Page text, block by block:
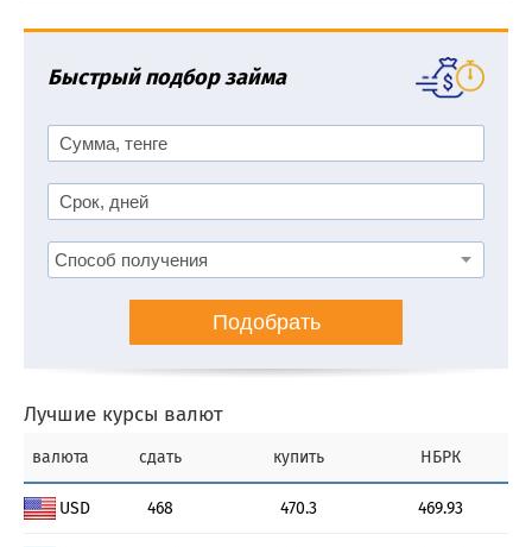
Быстрый подбор займа
Подобрать
Лучшие курсы валют
валюта сдать купить НБРК
USD 468 470.3 469.93